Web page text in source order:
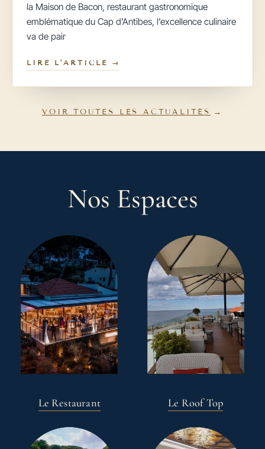
la Maison de Bacon, restaurant gastronomique
emblématique du Cap d’Antibes, l’excellence culinaire
va de pair
LIRE L’ARTICLE
VOIR TOUTES LES ACTUALITÉS
Nos Espaces
Le Restaurant Le Roof Top